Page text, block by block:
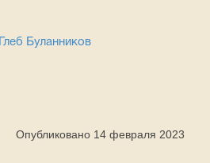
Глеб Буланников
Опубликовано 14 февраля 2023